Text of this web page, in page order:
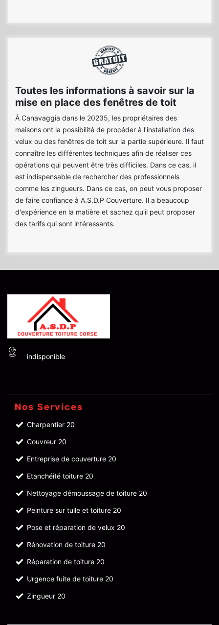
Toutes les informations à savoir sur la
mise en place des fenêtres de toit
À Canavaggia dans le 20235, les propriétaires des
maisons ont la possibilité de procéder à l'installation des
velux ou des fenêtres de toit sur la partie supérieure. Il faut
connaître les différentes techniques afin de réaliser ces
opérations qui peuvent être très difficiles. Dans ce cas, il
est indispensable de rechercher des professionnels
comme les zingueurs. Dans ce cas, on peut vous proposer
de faire confiance à A.S.D.P Couverture. Il a beaucoup
d'expérience en la matière et sachez qu'il peut proposer
des tarifs qui sont intéressants.
indisponible
Nos Services
Charpentier 20
Couvreur 20
Entreprise de couverture 20
Etanchéité toiture 20
Nettoyage démoussage de toiture 20
Peinture sur tuile et toiture 20
Pose et réparation de velux 20
Rénovation de toiture 20
Réparation de toiture 20
Urgence fuite de toiture 20
Zingueur 20